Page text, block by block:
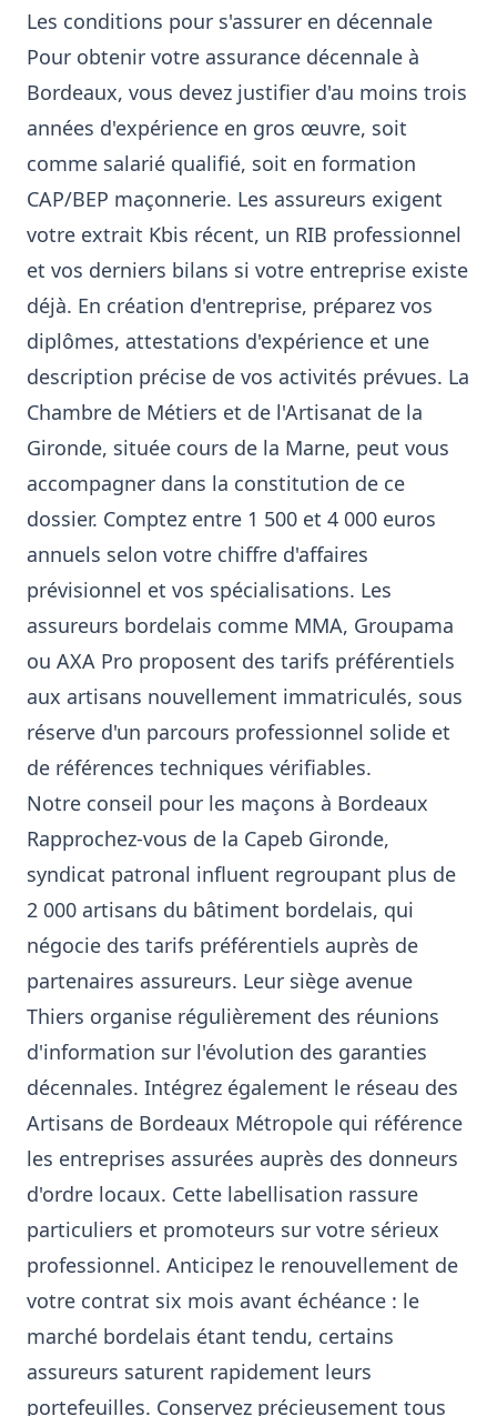
Les conditions pour s'assurer en décennale
Pour obtenir votre assurance décennale à
Bordeaux, vous devez justifier d'au moins trois
années d'expérience en gros œuvre, soit
comme salarié qualifié, soit en formation
CAP/BEP maçonnerie. Les assureurs exigent
votre extrait Kbis récent, un RIB professionnel
et vos derniers bilans si votre entreprise existe
déjà. En création d'entreprise, préparez vos
diplômes, attestations d'expérience et une
description précise de vos activités prévues. La
Chambre de Métiers et de l'Artisanat de la
Gironde, située cours de la Marne, peut vous
accompagner dans la constitution de ce
dossier. Comptez entre 1 500 et 4 000 euros
annuels selon votre chiffre d'affaires
prévisionnel et vos spécialisations. Les
assureurs bordelais comme MMA, Groupama
ou AXA Pro proposent des tarifs préférentiels
aux artisans nouvellement immatriculés, sous
réserve d'un parcours professionnel solide et
de références techniques vérifiables.
Notre conseil pour les maçons à Bordeaux
Rapprochez-vous de la Capeb Gironde,
syndicat patronal influent regroupant plus de
2 000 artisans du bâtiment bordelais, qui
négocie des tarifs préférentiels auprès de
partenaires assureurs. Leur siège avenue
Thiers organise régulièrement des réunions
d'information sur l'évolution des garanties
décennales. Intégrez également le réseau des
Artisans de Bordeaux Métropole qui référence
les entreprises assurées auprès des donneurs
d'ordre locaux. Cette labellisation rassure
particuliers et promoteurs sur votre sérieux
professionnel. Anticipez le renouvellement de
votre contrat six mois avant échéance : le
marché bordelais étant tendu, certains
assureurs saturent rapidement leurs
portefeuilles. Conservez précieusement tous